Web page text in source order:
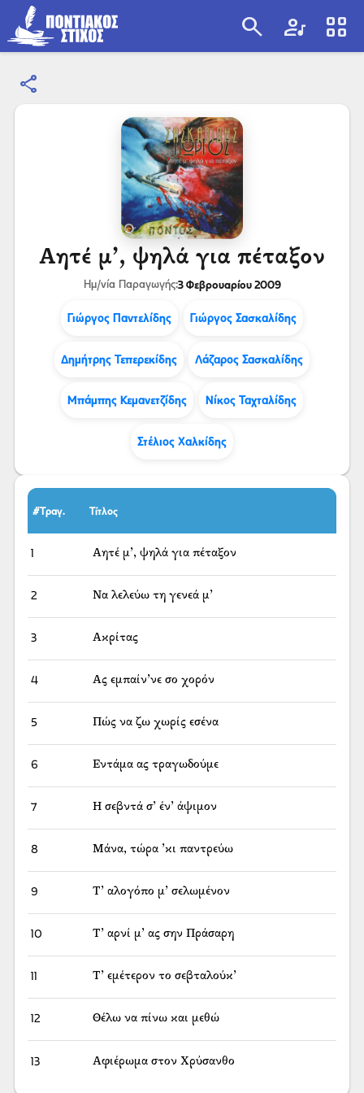
search artist view_cozy
share
Αητέ μ’, ψηλά για πέταξον
Ημ/νία Παραγωγής:3 Φεβρουαρίου 2009
Γιώργος Παντελίδης Γιώργος Σασκαλίδης
Δημήτρης Τεπερεκίδης Λάζαρος Σασκαλίδης
Μπάμπης Κεμανετζίδης Νίκος Ταχταλίδης
Στέλιος Χαλκίδης
#Τραγ. Τίτλος
1 Αητέ μ’, ψηλά για πέταξον
2 Να λελεύω τη γενεά μ’
3 Ακρίτας
4 Ας εμπαίν’νε σο χορόν
5 Πώς να ζω χωρίς εσένα
6 Εντάμα ας τραγωδούμε
7 Η σεβντά σ’ έν’ άψιμον
8 Μάνα, τώρα ’κι παντρεύω
9 Τ’ αλογόπο μ’ σελωμένον
10 Τ’ αρνί μ’ ας σην Πράσαρη
11 Τ’ εμέτερον το σεβταλούκ’
12 Θέλω να πίνω και μεθώ
13 Αφιέρωμα στον Χρύσανθο